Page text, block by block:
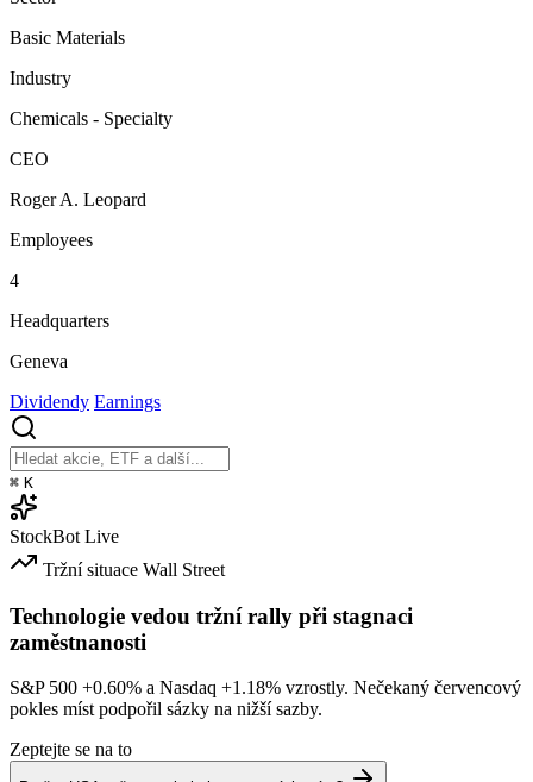
Basic Materials
Industry
Chemicals - Specialty
CEO
Roger A. Leopard
Employees
4
Headquarters
Geneva
Dividendy Earnings
⌘ K
StockBot Live
Tržní situace Wall Street
Technologie vedou tržní rally při stagnaci
zaměstnanosti
S&P 500 +0.60% a Nasdaq +1.18% vzrostly. Nečekaný červencový
pokles míst podpořil sázky na nižší sazby.
Zeptejte se na to